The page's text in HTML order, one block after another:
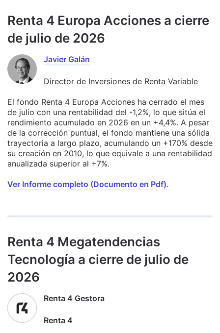
Renta 4 Europa Acciones a cierre
de julio de 2026
Javier Galán
Director de Inversiones de Renta Variable
El fondo Renta 4 Europa Acciones ha cerrado el mes
de julio con una rentabilidad del -1,2%, lo que sitúa el
rendimiento acumulado en 2026 en un +4,4%. A pesar
de la corrección puntual, el fondo mantiene una sólida
trayectoria a largo plazo, acumulando un +170% desde
su creación en 2010, lo que equivale a una rentabilidad
anualizada superior al +7%.
Ver Informe completo (Documento en Pdf).
Renta 4 Megatendencias
Tecnología a cierre de julio de
2026
Renta 4 Gestora
Renta 4